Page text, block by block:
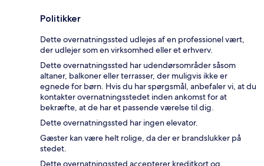
Politikker
Dette overnatningssted udlejes af en professionel vært,
der udlejer som en virksomhed eller et erhverv.
Dette overnatningssted har udendørsområder såsom
altaner, balkoner eller terrasser, der muligvis ikke er
egnede for børn. Hvis du har spørgsmål, anbefaler vi, at du
kontakter overnatningsstedet inden ankomst for at
bekræfte, at de har et passende værelse til dig.
Dette overnatningssted har ingen elevator.
Gæster kan være helt rolige, da der er brandslukker på
stedet.
Dette overnatningssted accepterer kreditkort og